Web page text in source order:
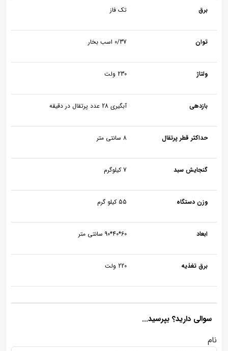
برق تک فاز
توان 0/37 اسب بخار
ولتاژ 230 ولت
بازدهی آبگیری 28 عدد پرتقال در دقیقه
حداکثر قطر پرتقال 8 سانتی متر
گنجایش سبد 7 کیلوگرم
وزن دستگاه 55 کیلو گرم
ابعاد 60*40*90 سانتی متر
برق تغذیه 220 ولت
سوالی دارید؟ بپرسید...
نام